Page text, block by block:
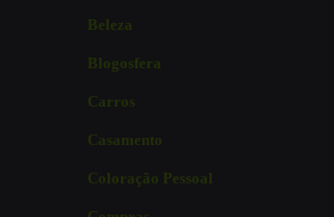
Beleza
Blogosfera
Carros
Casamento
Coloração Pessoal